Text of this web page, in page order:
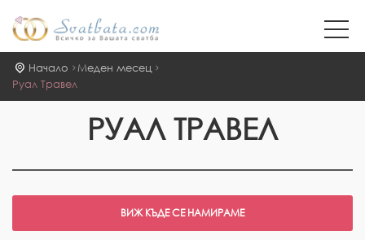
Начало
Меден месец
Руал Травел
РУАЛ ТРАВЕЛ